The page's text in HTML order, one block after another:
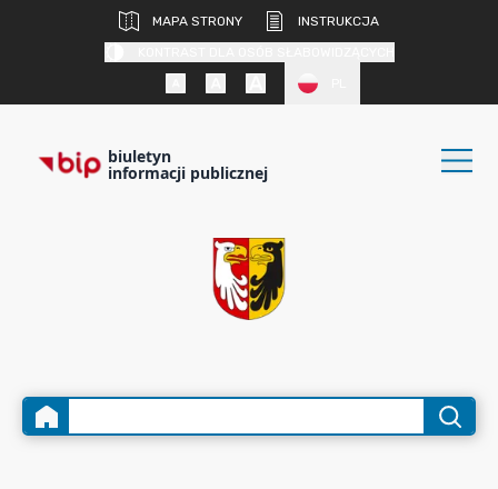
MAPA STRONY
INSTRUKCJA
biuletyn
informacji publicznej